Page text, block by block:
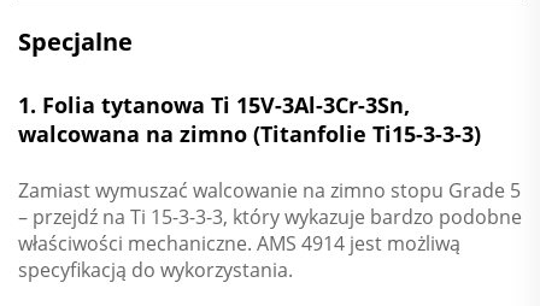
Specjalne
1. Folia tytanowa Ti 15V-3Al-3Cr-3Sn,
walcowana na zimno (Titanfolie Ti15-3-3-3)
Zamiast wymuszać walcowanie na zimno stopu Grade 5
– przejdź na Ti 15-3-3-3, który wykazuje bardzo podobne
właściwości mechaniczne. AMS 4914 jest możliwą
specyfikacją do wykorzystania.